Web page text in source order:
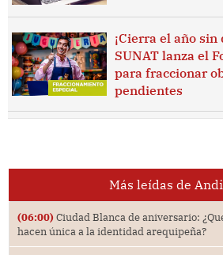
¡Cierra el año
SUNAT lanza el
para fraccionar
pendientes
Más leídas de
(06:00) Ciudad Blanca de aniversario:
hacen única a la identidad arequipeña?